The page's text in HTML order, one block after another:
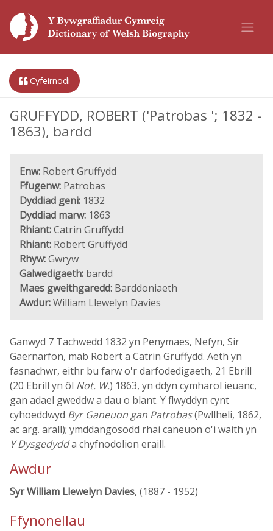
Cyfeirnodi
GRUFFYDD, ROBERT ('Patrobas '; 1832 -
1863), bardd
Enw: Robert Gruffydd
Ffugenw: Patrobas
Dyddiad geni: 1832
Dyddiad marw: 1863
Rhiant:Catrin Gruffydd
Rhiant: Robert Gruffydd
Rhyw:Gwryw
Galwedigaeth: bardd
Maes gweithgaredd: Barddoniaeth
Awdur:William Llewelyn Davies
Ganwyd 7 Tachwedd 1832 yn Penymaes, Nefyn, Sir
Gaernarfon, mab Robert a Catrin Gruffydd. Aeth yn
fasnachwr, eithr bu farw o'r darfodedigaeth, 21 Ebrill
(20 Ebrill yn ôl Not. W.) 1863, yn ddyn cymharol ieuanc,
gan adael gweddw a dau o blant. Y flwyddyn cynt
cyhoeddwyd Byr Ganeuon gan Patrobas(Pwllheli, 1862,
ac arg. arall); ymddangosodd rhai caneuon o'i waith yn
Y Dysgedydda chyfnodolion eraill.
Awdur
Syr William Llewelyn Davies, (1887 - 1952)
Ffynonellau